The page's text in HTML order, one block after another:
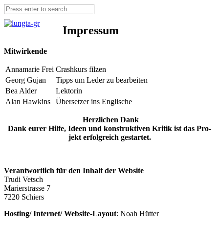
Impressum
Mit­wir­ken­de
Anna­ma­rie Frei Crash­kurs filzen
Georg Gujan
Tipps um Leder zu bearbeiten
Bea Alder
Lek­to­rin
Alan Haw­kins
Über­set­zer ins Englische
Herz­li­chen Dank
Dank eurer Hil­fe, Ideen und kon­struk­ti­ven Kri­tik ist das Pro­
jekt erfolg­reich gestartet.
Ver­ant­wort­lich für den Inhalt der Website
Tru­di Vetsch
Marier­stras­se 7
7220 Schiers
Hosting/ Internet/ Web­site-Lay­out: Noah Hütter